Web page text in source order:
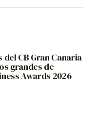
CB Gran Canaria
grandes de
Awards 2026